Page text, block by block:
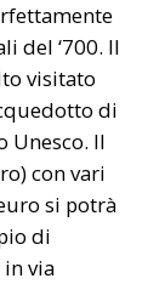
del ‘700. Il
visitato
di
Unesco. Il
con vari
si potrà
di
via